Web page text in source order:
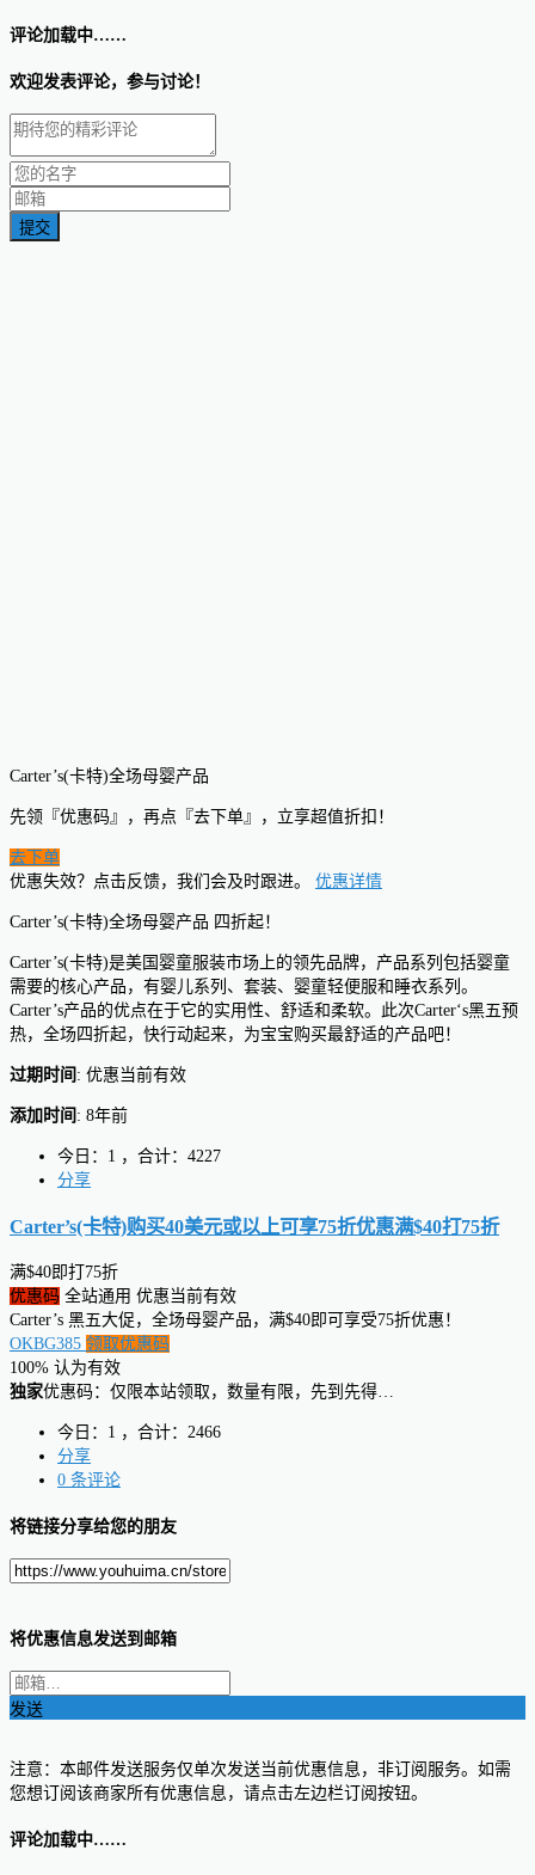
评论加载中……
欢迎发表评论，参与讨论！
提交
Carter’s(卡特)全场母婴产品
先领『优惠码』，再点『去下单』，立享超值折扣！
去下单
优惠失效？点击反馈，我们会及时跟进。
优惠详情
Carter’s(卡特)全场母婴产品 四折起！
Carter’s(卡特)是美国婴童服装市场上的领先品牌，产品系列包括婴童
需要的核心产品，有婴儿系列、套装、婴童轻便服和睡衣系列。
Carter’s产品的优点在于它的实用性、舒适和柔软。此次Carter‘s黑五预
热，全场四折起，快行动起来，为宝宝购买最舒适的产品吧！
过期时间 : 优惠当前有效
添加时间 : 8年前
今日：1 ，合计：4227
分享
Carter’s(卡特)购买40美元或以上可享75折优惠满$40打75折
满$40即打75折
优惠码 全站通用 优惠当前有效
Carter’s 黑五大促，全场母婴产品，满$40即可享受75折优惠！
OKBG385 领取优惠码
100% 认为有效
独家优惠码：仅限本站领取，数量有限，先到先得…
今日：1 ，合计：2466
分享
0 条评论
将链接分享给您的朋友
将优惠信息发送到邮箱
发送
注意：本邮件发送服务仅单次发送当前优惠信息，非订阅服务。如需
您想订阅该商家所有优惠信息，请点击左边栏订阅按钮。
评论加载中……